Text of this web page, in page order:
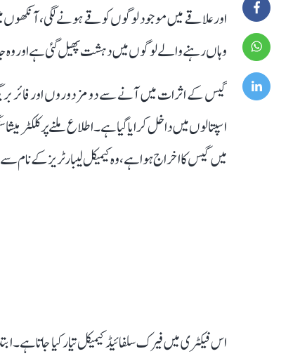
اور علاقے میں موجود لوگوں کو قے ہونے لگی،
وہاں رہنے والے لوگوں میں دہشت پھیل گئی ہے اور
اسپتالوں میں داخل کرایا گیا ہے۔ اطلاع ملنے پر کلکٹر
میں گیس کا اخراج ہوا ہے، وہ کیمیکل لیبارٹریز کے نام
اس فیکٹری میں فیرک سلفائیڈ کیمیکل تیارکیا جاتا ہے۔